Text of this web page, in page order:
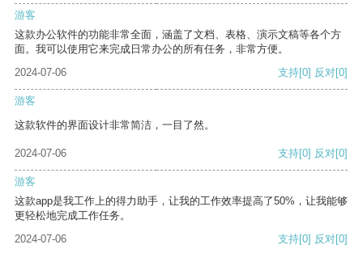
游客
这款办公软件的功能非常全面，涵盖了文档、表格、演示文稿等各个方
面。我可以使用它来完成日常办公的所有任务，非常方便。
2024-07-06
支持[0] 反对[0]
游客
这款软件的界面设计非常简洁，一目了然。
2024-07-06 支持[0] 反对[0]
游客
这款app是我工作上的得力助手，让我的工作效率提高了50%，让我能够
更轻松地完成工作任务。
2024-07-06
支持[0] 反对[0]